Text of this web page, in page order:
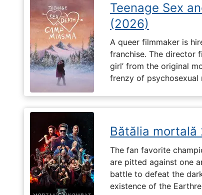
Teenage Sex
(2026)
A queer filmmaker is
franchise. The director
girl’ from the original
frenzy of psychosexual
Bătălia mortală
The fan favorite
are pitted against one
battle to defeat the
existence of the